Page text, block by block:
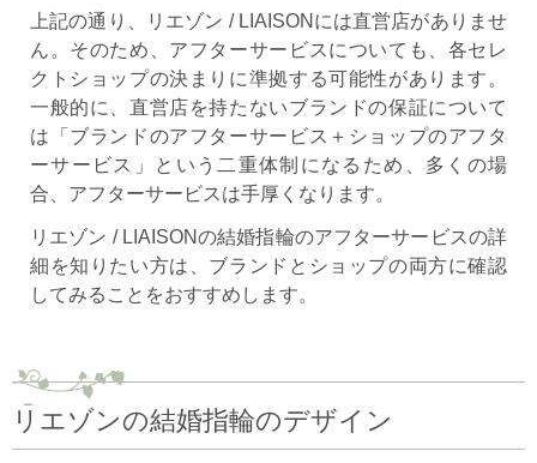
上記の通り、リエゾン / LIAISONには直営店がありませ
ん。そのため、アフターサービスについても、各セレ
クトショップの決まりに準拠する可能性があります。
一般的に、直営店を持たないブランドの保証について
は「ブランドのアフターサービス＋ショップのアフタ
ーサービス」という二重体制になるため、多くの場
合、アフターサービスは手厚くなります。
リエゾン / LIAISONの結婚指輪のアフターサービスの詳
細を知りたい方は、ブランドとショップの両方に確認
してみることをおすすめします。
リエゾンの結婚指輪のデザイン